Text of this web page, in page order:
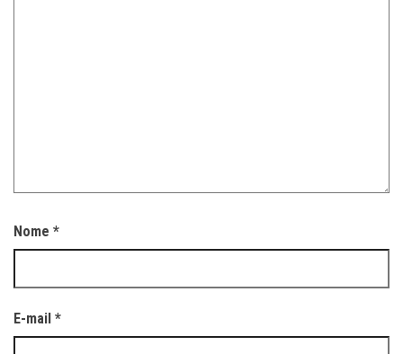
Nome *
E-mail *